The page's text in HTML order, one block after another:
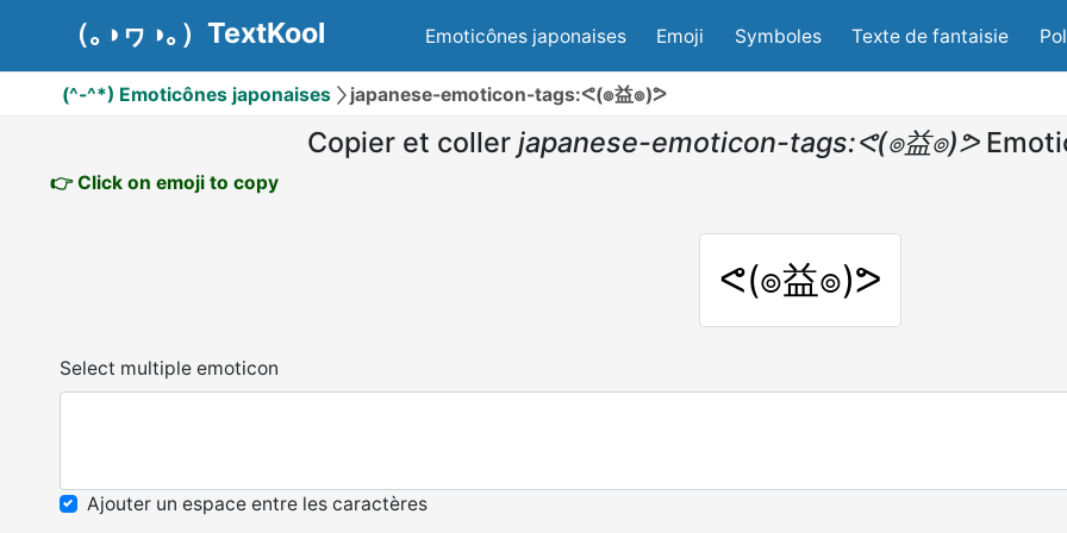
（｡◑ヮ◑｡）TextKool Emoticônes japonaises Emoji Symboles Texte de fantaisie
(^-^*) Emoticônes japonaises japanese-emoticon-tags:ᕙ(๏益๏)ᕗ
Copier et coller japanese-emoticon-tags:ᕙ(๏益๏)ᕗ
👉 Click on emoji to copy
ᕙ(๏益๏)ᕗ
Select multiple emoticon
Ajouter un espace entre les caractères